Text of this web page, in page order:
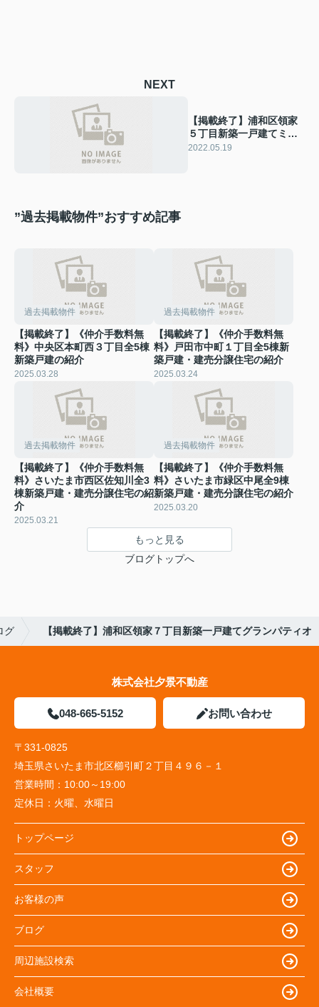
NEXT
【掲載終了】浦和区領家
５丁目新築一戸建てミラ
スモ
2022.05.19
”過去掲載物件”おすすめ記事
過去掲載物件
【掲載終了】《仲介手数料無
料》中央区本町西３丁目全5棟
新築戸建の紹介
2025.03.28
過去掲載物件
【掲載終了】《仲介手数料無
料》戸田市中町１丁目全5棟新
築戸建・建売分譲住宅の紹介
2025.03.24
過去掲載物件
【掲載終了】《仲介手数料無
料》さいたま市西区佐知川全3
棟新築戸建・建売分譲住宅の紹
介
2025.03.21
過去掲載物件
【掲載終了】《仲介手数料無
料》さいたま市緑区中尾全9棟
新築戸建・建売分譲住宅の紹介
2025.03.20
もっと見る
ブログトップへ
グ 【掲載終了】浦和区領家７丁目新築一戸建てグランパティオ
株式会社夕景不動産
048-665-5152 お問い合わせ
〒331-0825
埼玉県さいたま市北区櫛引町２丁目４９６－１
営業時間： 10:00～19:00
定休日： 火曜、水曜日
トップページ
スタッフ
お客様の声
ブログ
周辺施設検索
会社概要